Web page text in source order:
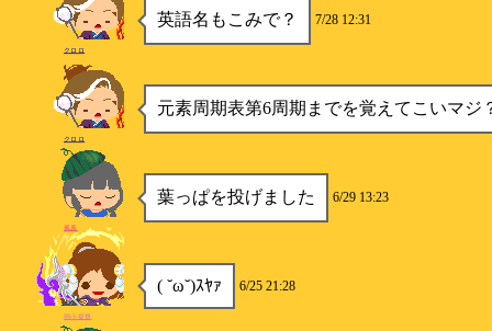
英語名もこみで？ 7/28 12:31
クロロ
元素周期表第6周期までを覚えてこいマジ
クロロ
葉っぱを投げました 6/29 13:23
風真
( ˘ω˘)ｽﾔｧ 6/25 21:28
弱小提督